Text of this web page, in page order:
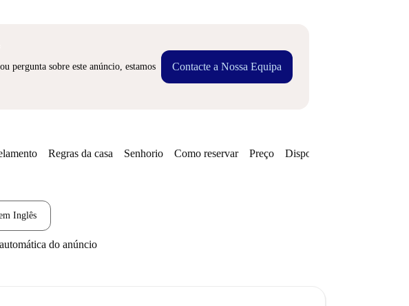
pergunta sobre este anúncio, estamos
Contacte a Nossa Equipa
Regras da casa Senhorio Como reservar Preço Disponibilidades
Inglês
do anúncio